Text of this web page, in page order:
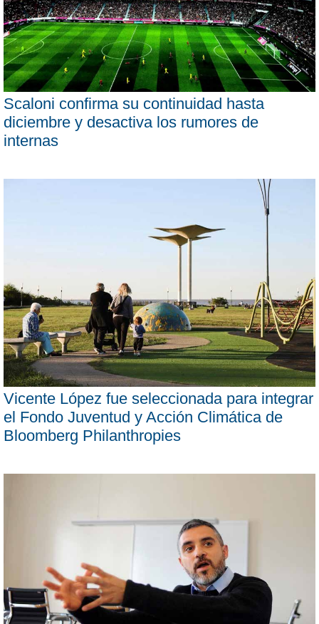
Scaloni confirma su continuidad hasta
diciembre y desactiva los rumores de
internas
Vicente López fue seleccionada para integrar
el Fondo Juventud y Acción Climática de
Bloomberg Philanthropies